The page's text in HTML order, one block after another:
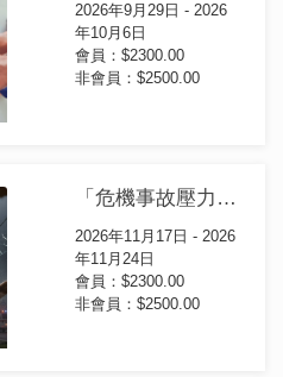
2026年9月29日 - 2026
年10月6日
會員：$2300.00
非會員：$2500.00
「危機事故壓力管理~ 個人輔導」 ICISF CISM證書課程(第7屆)
2026年11月17日 - 2026
年11月24日
會員：$2300.00
非會員：$2500.00